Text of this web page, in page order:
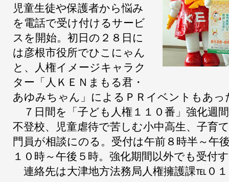
児童生徒や保護者から悩み
を電話で受け付けるサービ
スを開始。初日の２８日に
は彦根市役所でひこにゃん
と、人権イメージキャラク
ター「人ＫＥＮまもる君・
あゆみちゃん」によるＰＲイベントもあっ
７日間を「子ども人権１１０番」強化週
不登校、児童虐待で苦しむ小中高生、子育
門員が相談にのる。受付は午前８時半～午
１０時～午後５時。強化期間以外でも受付
連絡先は大津地方法務局人権擁護課℡０